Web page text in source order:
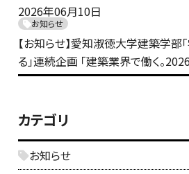
2026年06月10日
お知らせ
【お知らせ】愛知淑徳大学建築学部
る」連続企画 「建築業界で働く。2026
カテゴリ
お知らせ